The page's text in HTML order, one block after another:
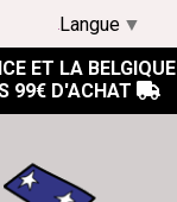
ET LA BELGIQUE
99€ D'ACHAT 
Langue ▼